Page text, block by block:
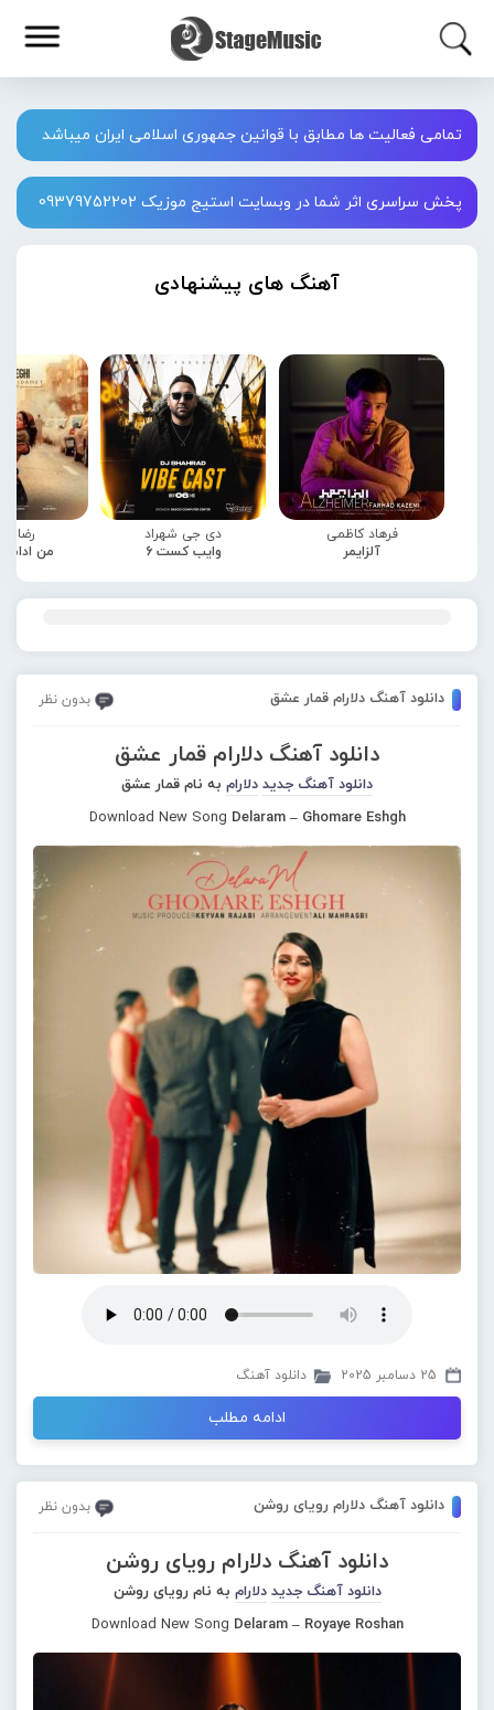
تمامی فعالیت ها مطابق با قوانین جمهوری اسلامی ایران میباشد
پخش سراسری اثر شما در وبسایت استیج موزیک 09379752202
آهنگ های پیشنهادی
فرهاد کاظمی
آلزایمر
دی جی شهراد
وایب کست 6
رضا
من
دانلود آهنگ دلارام قمار عشق بدون نظر
دانلود آهنگ دلارام قمار عشق
دانلود آهنگ جدید دلارام به نام قمار عشق
Download New Song Delaram – Ghomare Eshgh
25 دسامبر 2025 دانلود آهنگ
ادامه مطلب
دانلود آهنگ دلارام رویای روشن بدون نظر
دانلود آهنگ دلارام رویای روشن
دانلود آهنگ جدید دلارام به نام رویای روشن
Download New Song Delaram – Royaye Roshan